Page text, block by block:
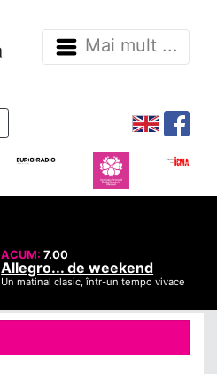
Mai mult ...
ACUM:7.00
Allegro... de weekend
Un matinal clasic, într-un tempo vivace